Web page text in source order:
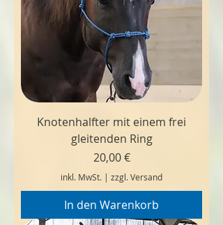
Knotenhalfter mit einem frei
gleitenden Ring
Preis
20,00 €
inkl. MwSt. | zzgl. Versand
In den Warenkorb